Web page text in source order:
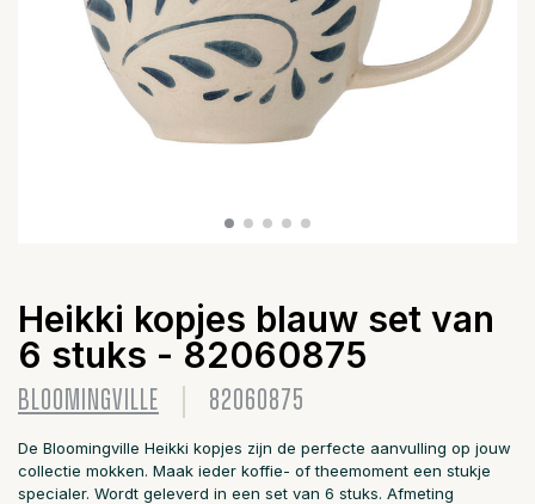
Heikki kopjes blauw set van
6 stuks - 82060875
BLOOMINGVILLE 82060875
De Bloomingville Heikki kopjes zijn de perfecte aanvulling op jouw
collectie mokken. Maak ieder koffie- of theemoment een stukje
specialer. Wordt geleverd in een set van 6 stuks. Afmeting